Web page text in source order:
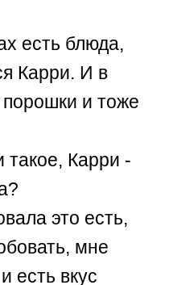
есть блюда,
Карри. И в
и тоже
такое, Карри -
это есть,
мне
есть вкус